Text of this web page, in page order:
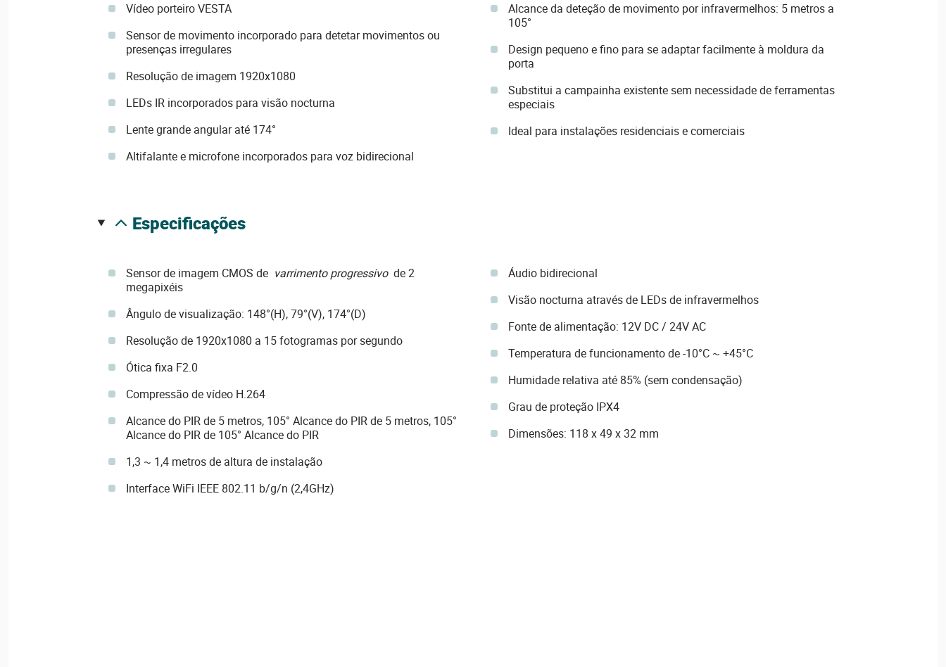
Vídeo porteiro VESTA
Sensor de movimento incorporado para detetar movimentos ou
presenças irregulares
Resolução de imagem 1920x1080
LEDs IR incorporados para visão nocturna
Lente grande angular até 174°
Altifalante e microfone incorporados para voz bidirecional
Alcance da deteção de movimento por infravermelhos: 5 metros a
105°
Design pequeno e fino para se adaptar facilmente à moldura da
porta
Substitui a campainha existente sem necessidade de ferramentas
especiais
Ideal para instalações residenciais e comerciais
especificações
Sensor de imagem CMOS de varrimento progressivo de 2
megapixéis
Ângulo de visualização: 148°(H), 79°(V), 174°(D)
Resolução de 1920x1080 a 15 fotogramas por segundo
Ótica fixa F2.0
Compressão de vídeo H.264
Alcance do PIR de 5 metros, 105° Alcance do PIR de 5 metros, 105°
Alcance do PIR de 105° Alcance do PIR
1,3 ~ 1,4 metros de altura de instalação
Interface WiFi IEEE 802.11 b/g/n (2,4GHz)
Áudio bidirecional
Visão nocturna através de LEDs de infravermelhos
Fonte de alimentação: 12V DC / 24V AC
Temperatura de funcionamento de -10°C ~ +45°C
Humidade relativa até 85% (sem condensação)
Grau de proteção IPX4
Dimensões: 118 x 49 x 32 mm